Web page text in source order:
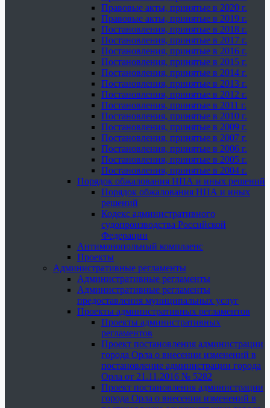
Правовые акты, принятые в 2020 г.
Правовые акты, принятые в 2019 г.
Постановления, принятые в 2018 г.
Постановления, принятые в 2017 г.
Постановления, принятые в 2016 г.
Постановления, принятые в 2015 г.
Постановления, принятые в 2014 г.
Постановления, принятые в 2013 г.
Постановления, принятые в 2012 г.
Постановления, принятые в 2011 г.
Постановления, принятые в 2010 г.
Постановления, принятые в 2009 г.
Постановления, принятые в 2007 г.
Постановления, принятые в 2006 г.
Постановления, принятые в 2005 г.
Постановления, принятые в 2004 г.
Порядок обжалования НПА и иных решений
Порядок обжалования НПА и иных
решений
Кодекс административного
судопроизводства Российской
Федерации
Антимонопольный комплаенс
Проекты
Административные регламенты
Административные регламенты
Административные регламенты
предоставления муниципальных услуг
Проекты административных регламентов
Проекты административных
регламентов
Проект постановления администрации
города Орла о внесении изменений в
постановление администрации города
Орла от 21.11.2016 № 5282
Проект постановления администрации
города Орла о внесении изменений в